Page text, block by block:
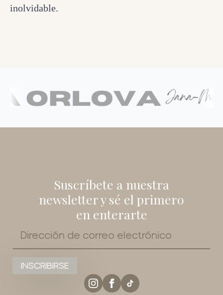
inolvidable.
Suscríbete a nuestra
newsletter y sé el primero
en enterarte
electrónico
*
INSCRIBIRSE